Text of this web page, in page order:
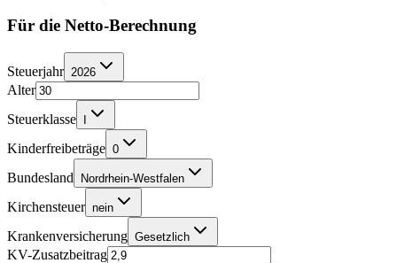
Für die Netto-Berechnung
Steuerjahr 2026
Alter
Steuerklasse
Kinderfreibeträge 0
Bundesland Nordrhein-Westfalen
Kirchensteuer nein
Krankenversicherung Gesetzlich
KV-Zusatzbeitrag